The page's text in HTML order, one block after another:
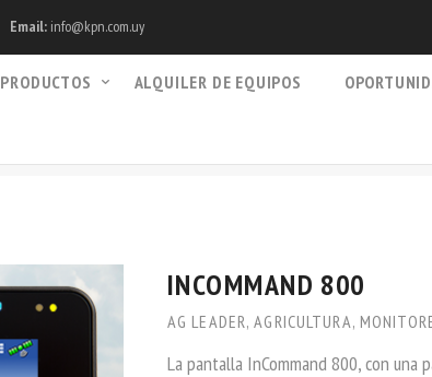
Email: info@kpn.com.uy
PRODUCTOS ALQUILER DE EQUIPOS
INCOMMAND 800
AG LEADER,AGRICULTURA,
La pantalla InCommand 800, con